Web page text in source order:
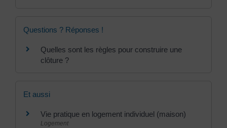
Questions ? Réponses !
Quelles sont les règles pour construire une
clôture ?
Et aussi
Vie pratique en logement individuel (maison)
Logement